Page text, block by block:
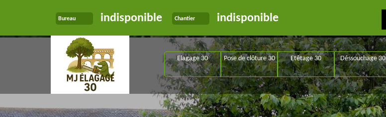
Bureau indisponible Chantier indisponible
Elagage 30 Pose de clôture 30 Etêtage 30 Déssouchage 30